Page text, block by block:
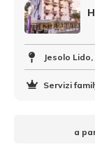
Jesolo
Servizi
a